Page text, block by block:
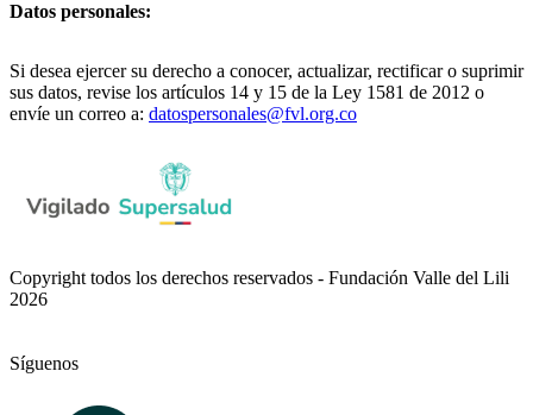
Datos personales:
Si desea ejercer su derecho a conocer, actualizar, rectificar o suprimir
sus datos, revise los artículos 14 y 15 de la Ley 1581 de 2012 o
envíe un correo a: datospersonales@fvl.org.co
Copyright todos los derechos reservados - Fundación Valle del Lili
2026
Síguenos